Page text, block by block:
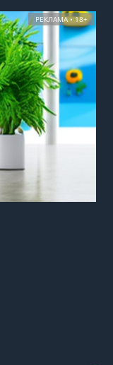
РЕКЛАМА • 18+